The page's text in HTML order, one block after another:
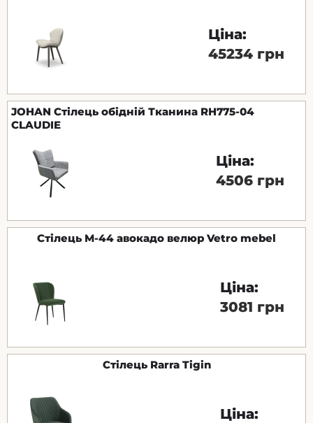
Ціна:
45234 грн
JOHAN Стілець обідній Тканина RH775-04
CLAUDIE
Ціна:
4506 грн
Стілець M-44 авокадо велюр Vetro mebel
Ціна:
3081 грн
Стілець Rarra Tigin
Ціна: